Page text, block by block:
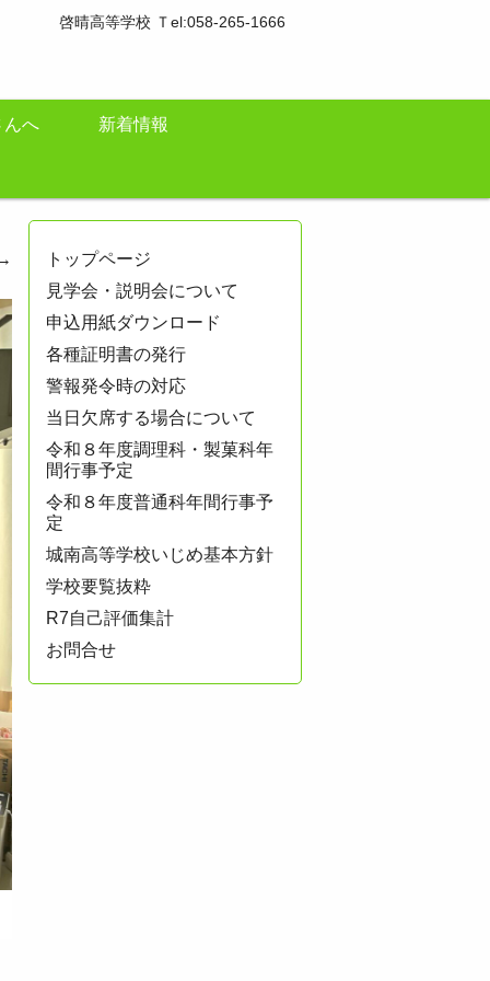
啓晴高等学校 Ｔel:058-265-1666
んへ 新着情報
トップページ
見学会・説明会について
申込用紙ダウンロード
各種証明書の発行
警報発令時の対応
当日欠席する場合について
令和８年度調理科・製菓科年
間行事予定
令和８年度普通科年間行事予
定
城南高等学校いじめ基本方針
学校要覧抜粋
R7自己評価集計
お問合せ